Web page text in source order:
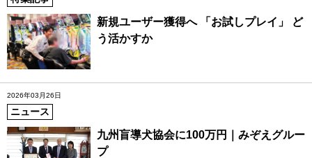
新規ユーザー獲得へ 「お試しプレイ」 ど
う活かすか
2026年03月26日
ニュース
九州盲導犬協会に100万円｜みぞえグルー
プ